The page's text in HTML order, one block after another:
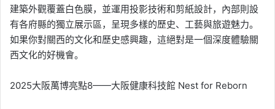
建築外觀覆蓋白色膜，並運用投影技術和剪紙設計，內部則設
有各府縣的獨立展示區，呈現多樣的歷史、工藝與旅遊魅力。
如果你對關西的文化和歷史感興趣，這絕對是一個深度體驗關
西文化的好機會。
2025大阪萬博亮點8——大阪健康科技館 Nest for Reborn